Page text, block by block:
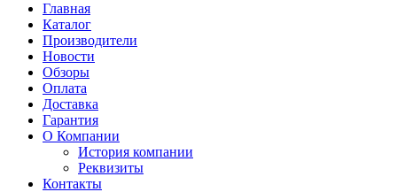
Главная
Каталог
Производители
Новости
Обзоры
Оплата
Доставка
Гарантия
О Компании
История компании
Реквизиты
Контакты